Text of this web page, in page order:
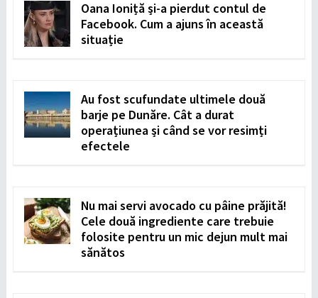
Oana Ioniță și-a pierdut contul de
Facebook. Cum a ajuns în această
situație
Au fost scufundate ultimele două
barje pe Dunăre. Cât a durat
operațiunea și când se vor resimți
efectele
Nu mai servi avocado cu pâine prăjită!
Cele două ingrediente care trebuie
folosite pentru un mic dejun mult mai
sănătos